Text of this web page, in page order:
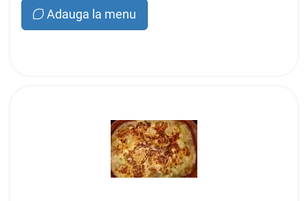
Adauga la menu